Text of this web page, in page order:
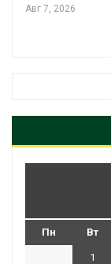
Авг 7, 2026
Пн Вт
1